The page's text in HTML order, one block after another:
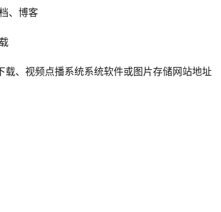
、博客
、视频点播系统系统软件或图片存储网站地址